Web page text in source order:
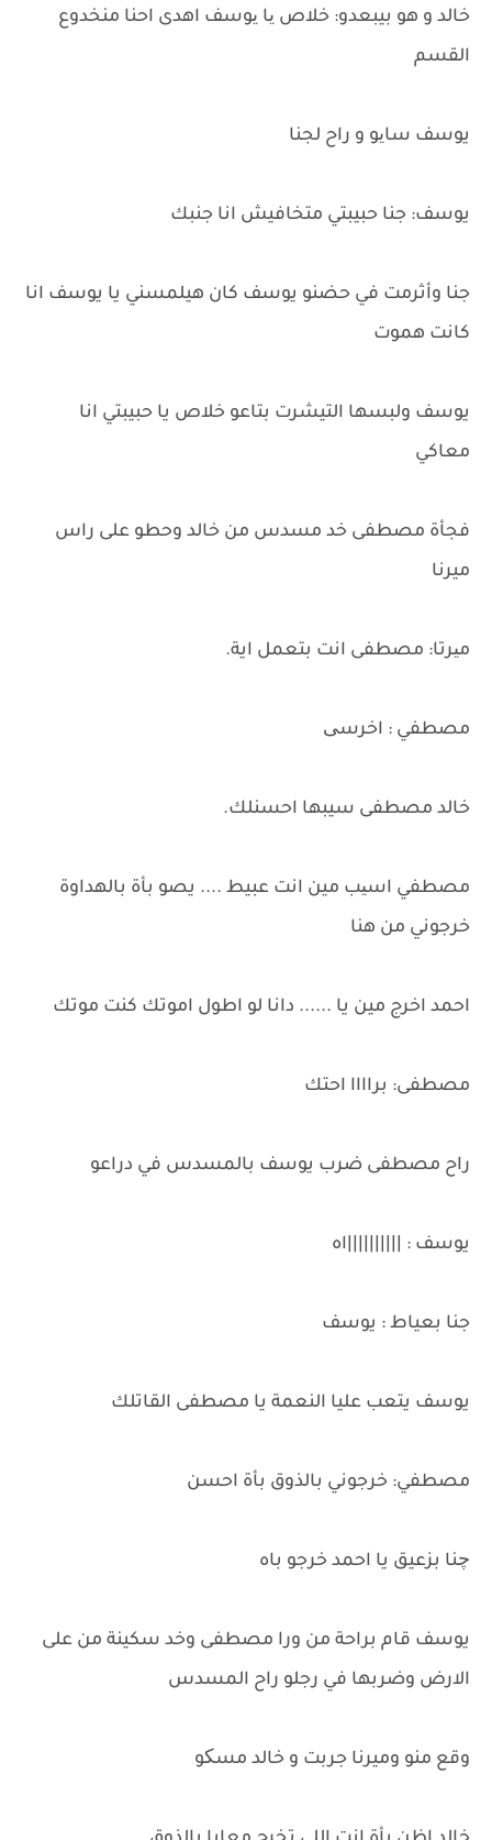
خالد و هو بيبعدو: خلاص یا یوسف اهدى احنا منخدوع
القسم
يوسف سایو و راح لجنا
يوسف: جنا حبيبتي متخافيش انا جنبك
جنا وأثرمت في حضنو يوسف كان هيلمسني يا يوسف انا
كانت هموت
يوسف ولبسها التيشرت بتاعو خلاص يا حبيبتي انا
معاكي
فجأة مصطفى خد مسدس من خالد وحطو على راس
ميرنا
میرتا: مصطفى انت بتعمل اية.
مصطفي : اخرسی
خالد مصطفى سيبها احسنلك.
مصطفي اسیب مين انت عبيط .... يصو بأة بالهداوة
خرجوني من هنا
احمد اخرج مين يا ...... دانا لو اطول اموتك كنت موتك
مصطفى: براااا احتك
راح مصطفى ضرب يوسف بالمسدس في دراعو
يوسف : ||||||||||اه
جنا بعياط : يوسف
يوسف يتعب عليا النعمة يا مصطفى القاتلك
مصطفي: خرجوني بالذوق بأة احسن
چنا بزعيق يا احمد خرجو باه
يوسف قام براحة من ورا مصطفى وخد سكينة من على
الارض وضربها في رجلو راح المسدس
وقع منو وميرنا جربت و خالد مسکو